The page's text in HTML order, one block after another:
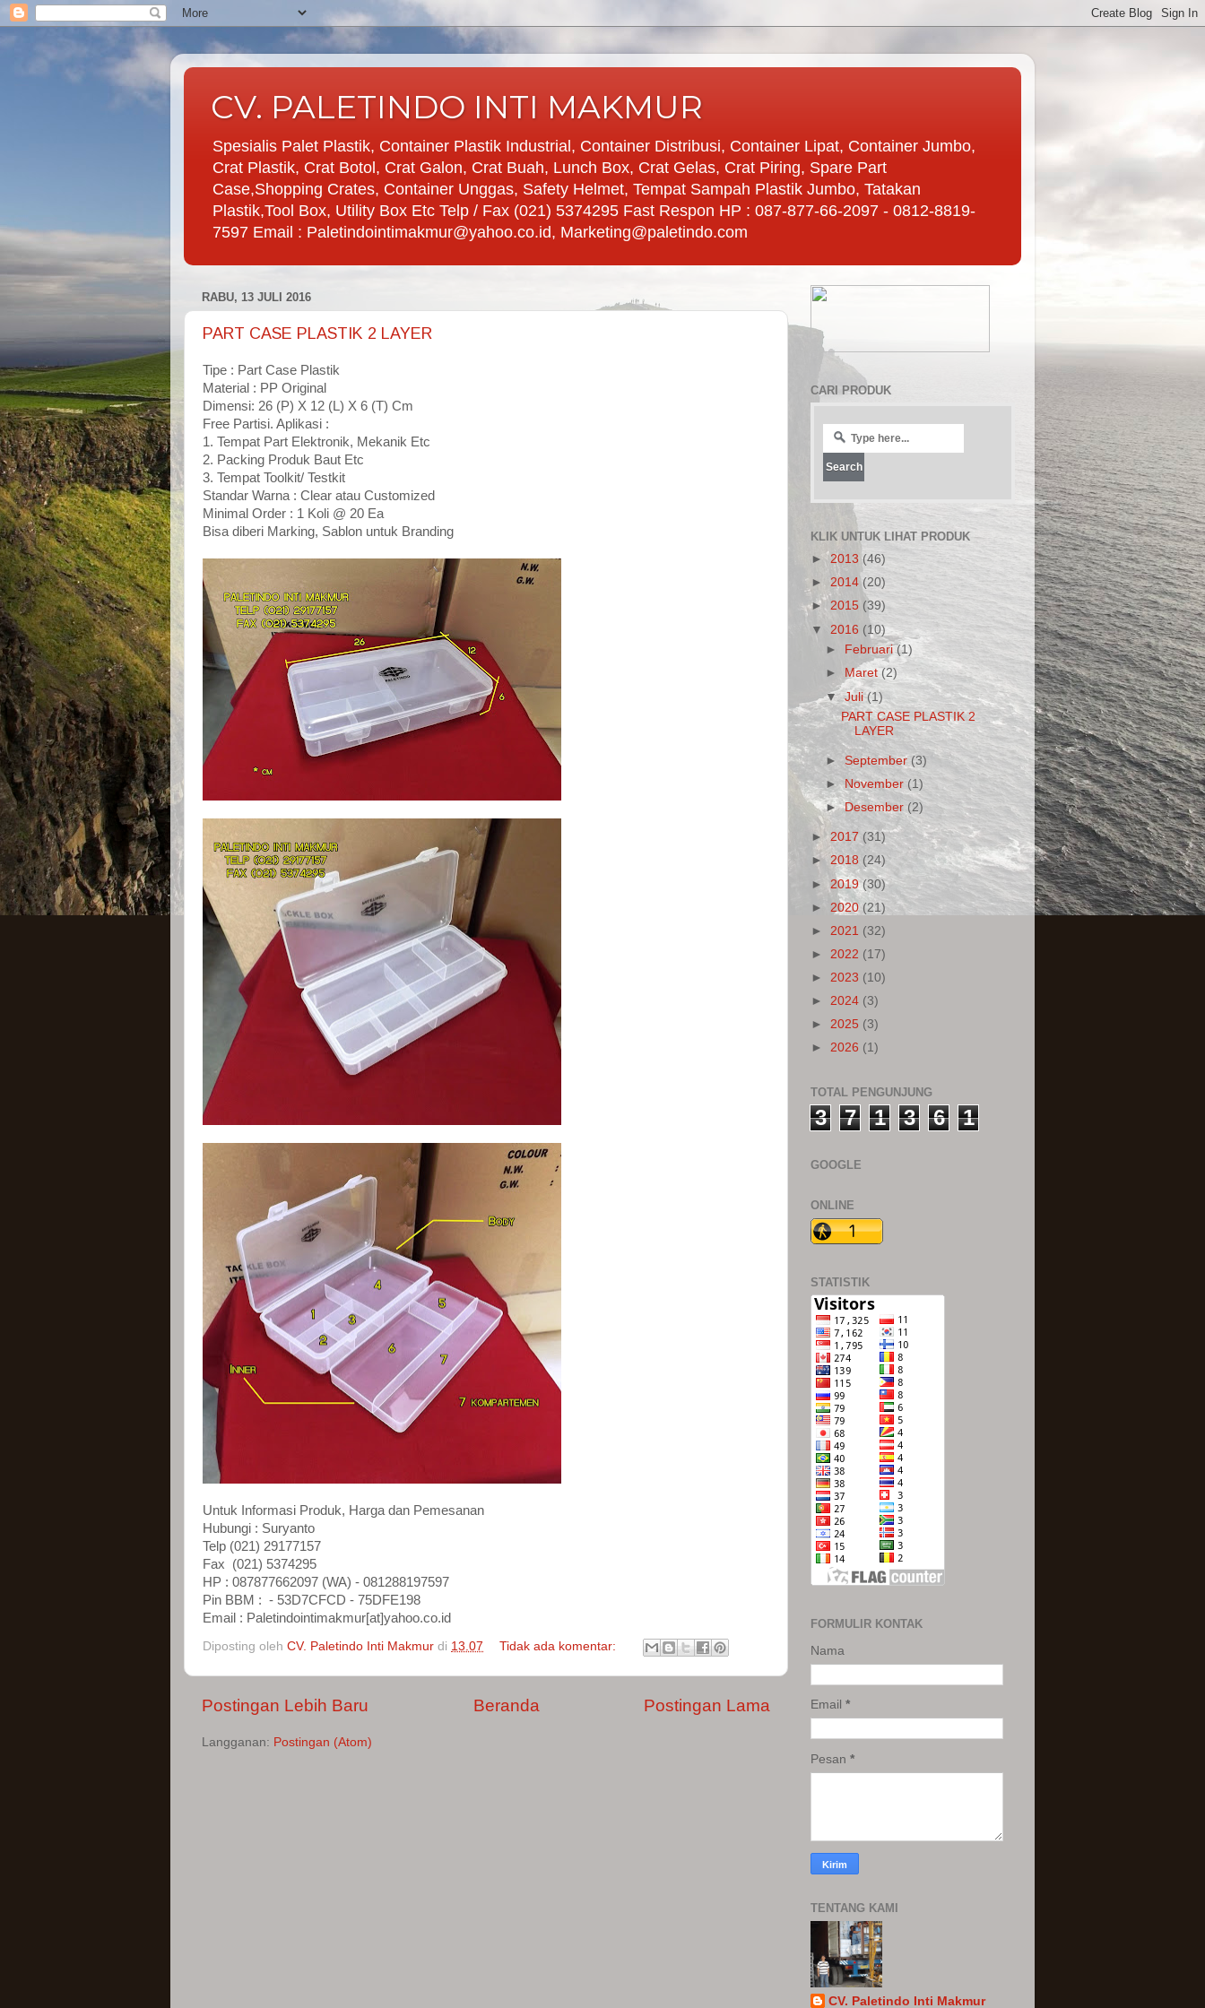
CV. PALETINDO INTI MAKMUR
Spesialis Palet Plastik, Container Plastik Industrial, Container Distribusi, Container Lipat, Container Jumbo,
Crat Plastik, Crat Botol, Crat Galon, Crat Buah, Lunch Box, Crat Gelas, Crat Piring, Spare Part
Case,Shopping Crates, Container Unggas, Safety Helmet, Tempat Sampah Plastik Jumbo, Tatakan
Plastik,Tool Box, Utility Box Etc Telp / Fax (021) 5374295 Fast Respon HP : 087-877-66-2097 - 0812-8819-
7597 Email : Paletindointimakmur@yahoo.co.id, Marketing@paletindo.com
RABU, 13 JULI 2016
PART CASE PLASTIK 2 LAYER
Tipe : Part Case Plastik
Material : PP Original
Dimensi: 26 (P) X 12 (L) X 6 (T) Cm
Free Partisi. Aplikasi :
1. Tempat Part Elektronik, Mekanik Etc
2. Packing Produk Baut Etc
3. Tempat Toolkit/ Testkit
Standar Warna : Clear atau Customized
Minimal Order : 1 Koli @ 20 Ea
Bisa diberi Marking, Sablon untuk Branding
Untuk Informasi Produk, Harga dan Pemesanan
Hubungi : Suryanto
Telp (021) 29177157
Fax (021) 5374295
HP : 087877662097 (WA) - 081288197597
Pin BBM : - 53D7CFCD - 75DFE198
Email : Paletindointimakmur[at]yahoo.co.id
Diposting oleh CV. Paletindo Inti Makmur di 13.07 Tidak ada komentar:
Postingan Lebih Baru Postingan Lama
Beranda
Langganan: Postingan (Atom)
CARI PRODUK
KLIK UNTUK LIHAT PRODUK
► 2013(46)
► 2014(20)
► 2015 (39)
▼ 2016 (10)
►
Februari(1)
►
Maret (2)
▼Juli(1)
PART CASE PLASTIK 2
LAYER
►September (3)
► November (1)
►Desember (2)
►2017 (31)
► 2018 (24)
► 2019(30)
► 2020 (21)
► 2021 (32)
► 2022 (17)
► 2023 (10)
► 2024 (3)
► 2025 (3)
► 2026 (1)
TOTAL PENGUNJUNG
3 7 1 3 6 1
GOOGLE
ONLINE
STATISTIK
FORMULIR KONTAK
Nama
Email *
Pesan *
TENTANG KAMI
CV. Paletindo Inti Makmur